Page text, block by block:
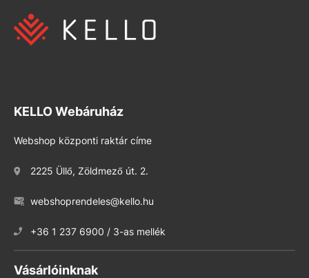
KELLO Webáruház
Webshop központi raktár címe
2225 Üllő, Zöldmező út. 2.
webshoprendeles@kello.hu
+36 1 237 6900 / 3-as mellék
Vásárlóinknak